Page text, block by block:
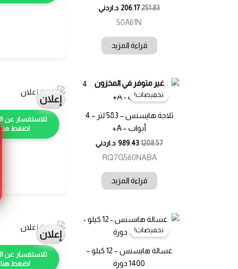
251.83
206.17 د.اردني
50A61N
قراءة المزيد
غير متوفر في المخزون
تخفيضات!
ثلاجة هايسنس – 583 لتر – 4
أبواب – A+
1208.57
989.43 د.اردني
RQ7G560NABA
قراءة المزيد
إعلان
اضغط هنا
تخفيضات!
غسالة هايسنس – 12 كيلو –
1400 دورة
إعلان
اضغط هنا